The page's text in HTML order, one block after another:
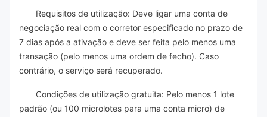
Requisitos de utilização: Deve ligar uma conta de
negociação real com o corretor especificado no prazo de
7 dias após a ativação e deve ser feita pelo menos uma
transação (pelo menos uma ordem de fecho). Caso
contrário, o serviço será recuperado.
Condições de utilização gratuita: Pelo menos 1 lote
padrão (ou 100 microlotes para uma conta micro) de